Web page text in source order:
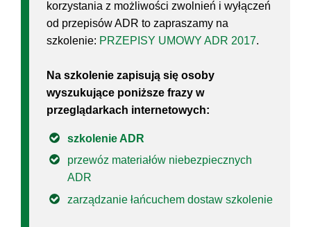
korzystania z możliwości zwolnień i wyłączeń
od przepisów ADR to zapraszamy na
szkolenie: PRZEPISY UMOWY ADR 2017.
Na szkolenie zapisują się osoby
wyszukujące poniższe frazy w
przeglądarkach internetowych:
szkolenie ADR
przewóz materiałów niebezpiecznych
ADR
zarządzanie łańcuchem dostaw szkolenie